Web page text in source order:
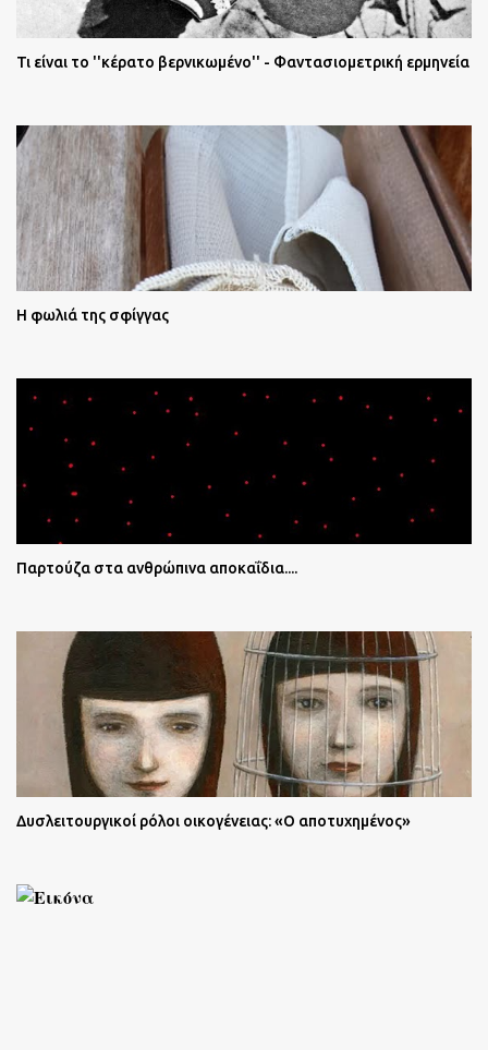
Τι είναι το ''κέρατο βερνικωμένο'' - Φαντασιομετρική ερμηνεία
Η φωλιά της σφίγγας
Παρτούζα στα ανθρώπινα αποκαΐδια....
Δυσλειτουργικοί ρόλοι οικογένειας: «Ο αποτυχημένος»